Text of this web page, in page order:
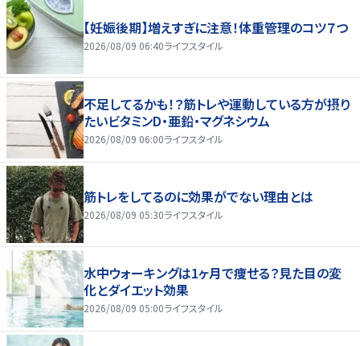
【妊娠後期】増えすぎに注意！体重管理のコツ７つ
2026/08/09 06:40ライフスタイル
不足してるかも！？筋トレや運動している方が摂り
たいビタミンD・亜鉛・マグネシウム
2026/08/09 06:00ライフスタイル
筋トレをしてるのに効果がでない理由とは
2026/08/09 05:30ライフスタイル
水中ウォーキングは1ヶ月で痩せる？見た目の変
化とダイエット効果
2026/08/09 05:00ライフスタイル